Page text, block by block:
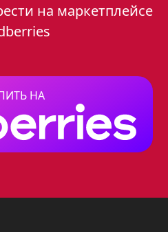
решение для
впишется
благодаря своему
цвету и дизайну
на маркетплейсе
НА